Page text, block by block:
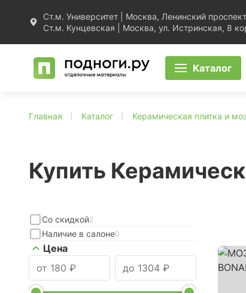
Ст.м. Университет | Москва, Ленинский
Ст.м. Кунцевская | Москва, ул. Истринская, 8
Каталог
Главная Каталог Керамическая плитка и
Купить
Со скидкой2
Наличие в салоне0
Цена